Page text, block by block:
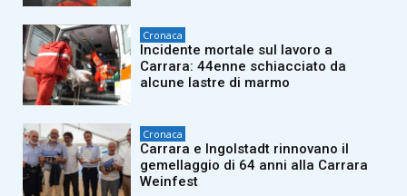
Cronaca
Incidente mortale sul lavoro a
Carrara: 44enne schiacciato da
alcune lastre di marmo
Cronaca
Carrara e Ingolstadt rinnovano il
gemellaggio di 64 anni alla Carrara
Weinfest